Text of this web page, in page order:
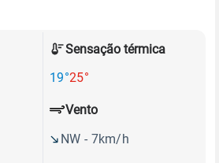
Sensação térmica
19°25°
Vento
NW - 7km/h